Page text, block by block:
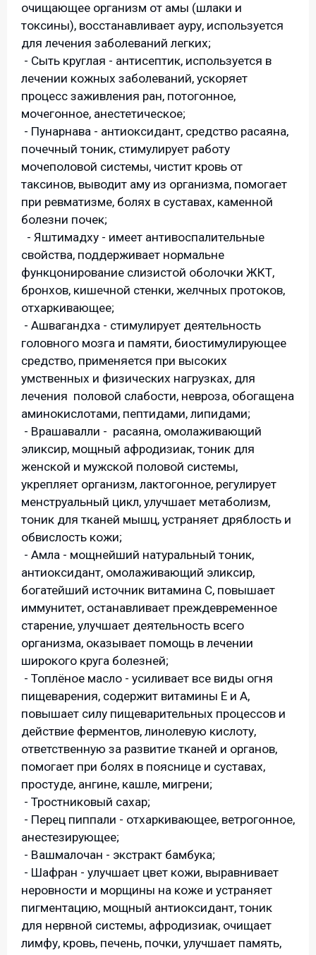
очищающее организм от амы (шлаки и
токсины), восстанавливает ауру, используется
для лечения заболеваний легких;
- Сыть круглая - антисептик, используется в
лечении кожных заболеваний, ускоряет
процесс заживления ран, потогонное,
мочегонное, анестетическое;
- Пунарнава - антиоксидант, средство расаяна,
почечный тоник, стимулирует работу
мочеполовой системы, чистит кровь от
таксинов, выводит аму из организма, помогает
при ревматизме, болях в суставах, каменной
болезни почек;
- Яштимадху - имеет антивоспалительные
свойства, поддерживает нормальне
функцонирование слизистой оболочки ЖКТ,
бронхов, кишечной стенки, желчных протоков,
отхаркивающее;
- Ашвагандха - стимулирует деятельность
головного мозга и памяти, биостимулирующее
средство, применяется при высоких
умственных и физических нагрузках, для
лечения половой слабости, невроза, обогащена
аминокислотами, пептидами, липидами;
- Врашавалли - расаяна, омолаживающий
эликсир, мощный афродизиак, тоник для
женской и мужской половой системы,
укрепляет организм, лактогонное, регулирует
менструальный цикл, улучшает метаболизм,
тоник для тканей мышц, устраняет дряблость и
обвислость кожи;
- Амла - мощнейший натуральный тоник,
антиоксидант, омолаживающий эликсир,
богатейший источник витамина С, повышает
иммунитет, останавливает преждевременное
старение, улучшает деятельность всего
организма, оказывает помощь в лечении
широкого круга болезней;
- Топлёное масло - усиливает все виды огня
пищеварения, содержит витамины Е и А,
повышает силу пищеварительных процессов и
действие ферментов, линолевую кислоту,
ответственную за развитие тканей и органов,
помогает при болях в пояснице и суставах,
простуде, ангине, кашле, мигрени;
- Тростниковый сахар;
- Перец пиппали - отхаркивающее, ветрогонное,
анестезирующее;
- Вашмалочан - экстракт бамбука;
- Шафран - улучшает цвет кожи, выравнивает
неровности и морщины на коже и устраняет
пигментацию, мощный антиоксидант, тоник
для нервной системы, афродизиак, очищает
лимфу, кровь, печень, почки, улучшает память,